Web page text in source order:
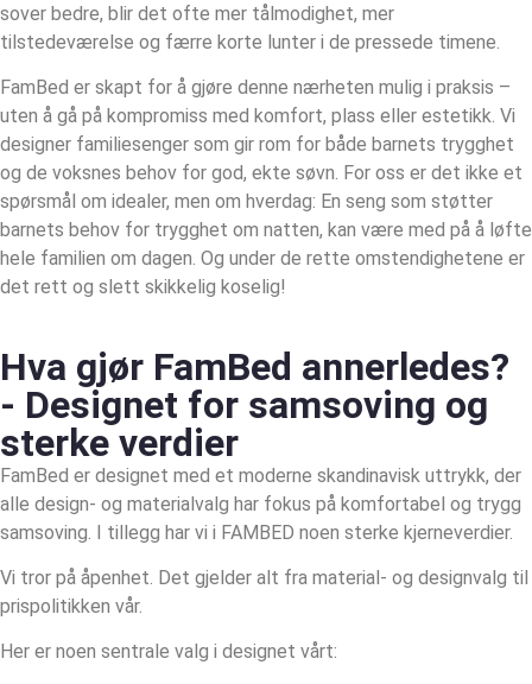
sover bedre, blir det ofte mer tålmodighet, mer
tilstedeværelse og færre korte lunter i de pressede timene.
FamBed er skapt for å gjøre denne nærheten mulig i praksis –
uten å gå på kompromiss med komfort, plass eller estetikk. Vi
designer familiesenger som gir rom for både barnets trygghet
og de voksnes behov for god, ekte søvn. For oss er det ikke et
spørsmål om idealer, men om hverdag: En seng som støtter
barnets behov for trygghet om natten, kan være med på å løfte
hele familien om dagen. Og under de rette omstendighetene er
det rett og slett skikkelig koselig!
Hva gjør FamBed annerledes?
- Designet for samsoving og
sterke verdier
FamBed er designet med et moderne skandinavisk uttrykk, der
alle design- og materialvalg har fokus på komfortabel og trygg
samsoving. I tillegg har vi i FAMBED noen sterke kjerneverdier.
Vi tror på åpenhet. Det gjelder alt fra material- og designvalg til
prispolitikken vår.
Her er noen sentrale valg i designet vårt: